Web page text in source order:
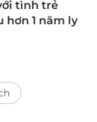
tình trẻ
hơn 1 năm ly